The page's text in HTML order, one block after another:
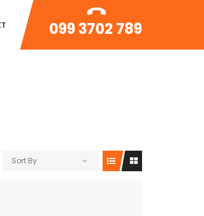
099 3702 789
Sort By